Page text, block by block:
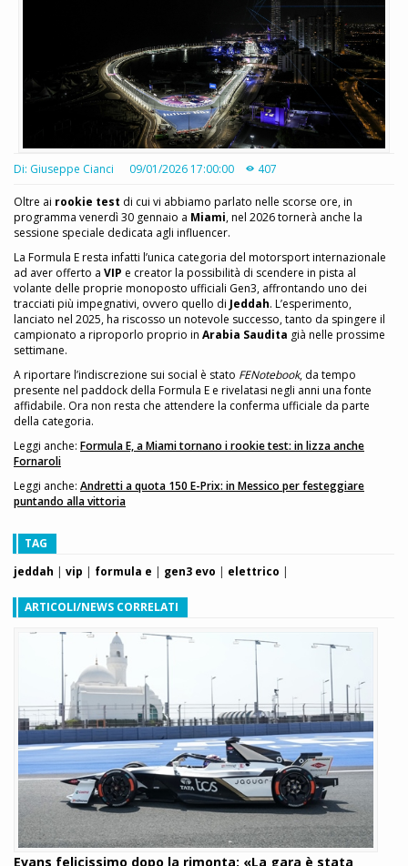
Di: Giuseppe Cianci 09/01/2026 17:00:00 407
Oltre ai rookie test di cui vi abbiamo parlato nelle scorse ore, in
programma venerdì 30 gennaio a Miami, nel 2026 tornerà anche la
sessione speciale dedicata agli influencer.
La Formula E resta infatti l’unica categoria del motorsport internazionale
ad aver offerto a VIP e creator la possibilità di scendere in pista al
volante delle proprie monoposto ufficiali Gen3, affrontando uno dei
tracciati più impegnativi, ovvero quello di Jeddah. L’esperimento,
lanciato nel 2025, ha riscosso un notevole successo, tanto da spingere il
campionato a riproporlo proprio in Arabia Saudita già nelle prossime
settimane.
A riportare l’indiscrezione sui social è stato FENotebook, da tempo
presente nel paddock della Formula E e rivelatasi negli anni una fonte
affidabile. Ora non resta che attendere la conferma ufficiale da parte
della categoria.
Leggi anche: Formula E, a Miami tornano i rookie test: in lizza anche
Fornaroli
Leggi anche: Andretti a quota 150 E-Prix: in Messico per festeggiare
puntando alla vittoria
TAG
jeddah | vip | formula e | gen3 evo | elettrico |
ARTICOLI/NEWS CORRELATI
Evans felicissimo dopo la rimonta: «La gara è stata